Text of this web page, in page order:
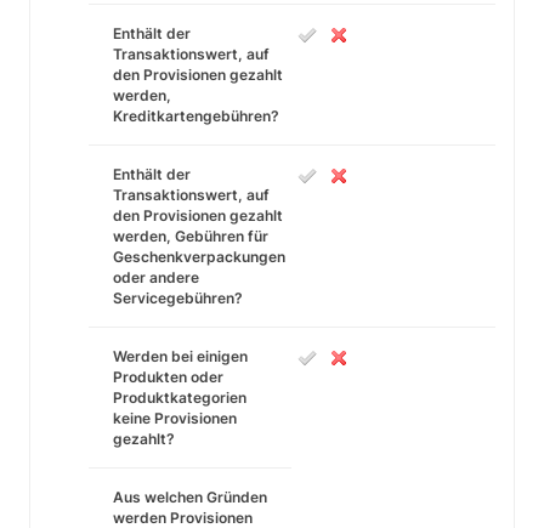
Enthält der
Transaktionswert, auf
den Provisionen gezahlt
werden,
Kreditkartengebühren?
Enthält der
Transaktionswert, auf
den Provisionen gezahlt
werden, Gebühren für
Geschenkverpackungen
oder andere
Servicegebühren?
Werden bei einigen
Produkten oder
Produktkategorien
keine Provisionen
gezahlt?
Aus welchen Gründen
werden Provisionen